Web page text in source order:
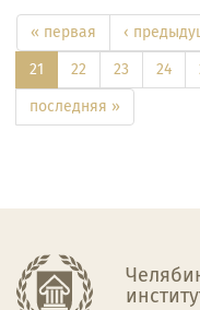
« первая ‹
21
22 23 24
последняя »